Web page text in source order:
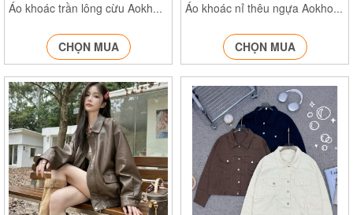
Áo khoác trần lông cừu Aokhoac2877
CHỌN MUA
Áo khoác nỉ thêu ngựa Aokhoac1089
CHỌN MUA